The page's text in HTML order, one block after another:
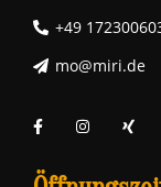
+49
mo@miri.de